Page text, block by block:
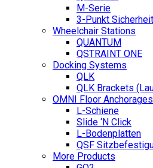
M-Serie
3-Punkt
Wheelchair Stations
QUANTUM
QSTRAINT ONE
Docking Systems
QLK
QLK Brackets
OMNI Floor Anchorages
L-Schiene
Slide ‘N Click
L-Bodenplatten
QSF
More Products